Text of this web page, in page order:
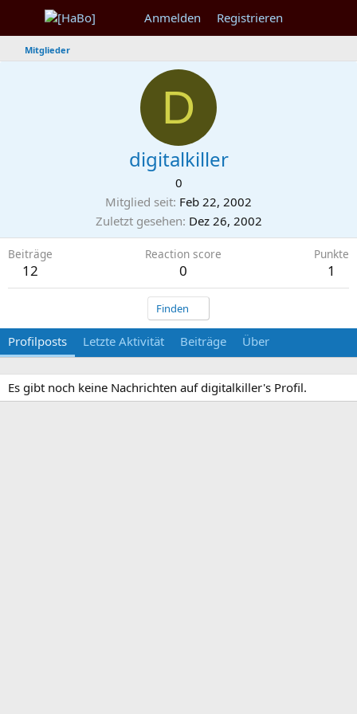
Anmelden Registrieren
Mitglieder
D
digitalkiller
0
Mitglied seit Feb 22, 2002
Zuletzt gesehen Dez 26, 2002
Beiträge
12
Reaction score
0
Punkte
1
Finden
Profilposts Letzte Aktivität Beiträge Über
Es gibt noch keine Nachrichten auf digitalkiller's Profil.